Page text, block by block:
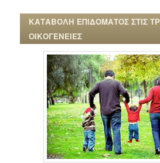
ΚΑΤΑΒΟΛΗ ΕΠΙΔΟΜΑΤΟΣ ΣΤΙΣ
ΟΙΚΟΓΕΝΕΙΕΣ